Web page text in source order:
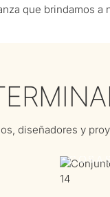
que brindamos
diseñadores y